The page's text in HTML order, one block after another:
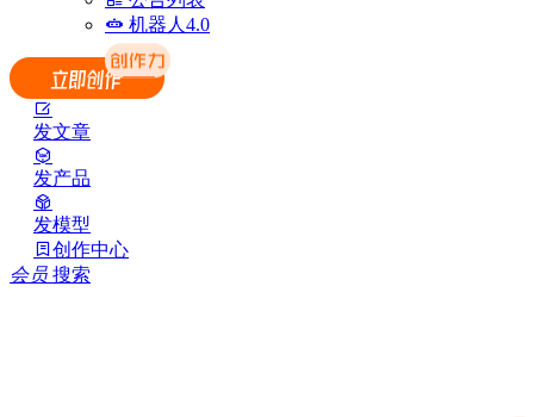
机器人4.0
发文章
发产品
发模型
创作中心
会员 搜索